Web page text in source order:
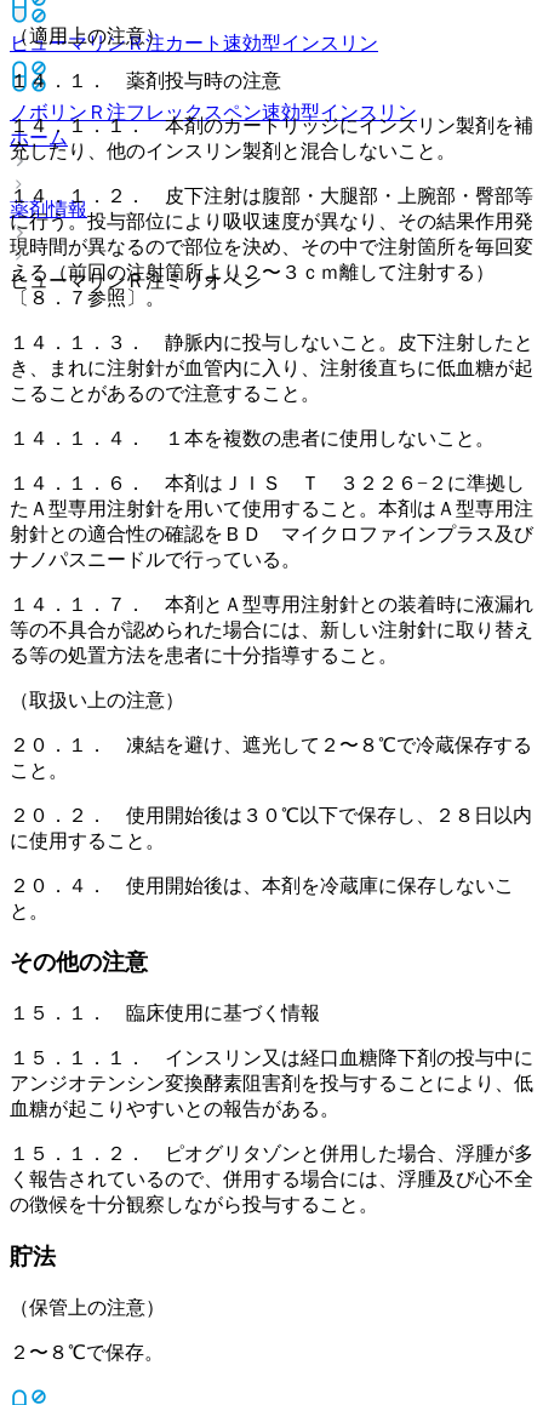
ヒューマリンＲ注カート 速効型インスリン
ノボリンＲ注フレックスペン速効型インスリン
ホーム
薬剤情報
ヒューマリンＲ注ミリオペン
（適用上の注意）
１４．１． 薬剤投与時の注意
１４．１．１． 本剤のカートリッジにインスリン製剤を補
充したり、他のインスリン製剤と混合しないこと。
１４．１．２． 皮下注射は腹部・大腿部・上腕部・臀部等
に行う。投与部位により吸収速度が異なり、その結果作用発
現時間が異なるので部位を決め、その中で注射箇所を毎回変
える（前回の注射箇所より２〜３ｃｍ離して注射する）
〔８．７参照〕。
１４．１．３． 静脈内に投与しないこと。皮下注射したと
き、まれに注射針が血管内に入り、注射後直ちに低血糖が起
こることがあるので注意すること。
１４．１．４． １本を複数の患者に使用しないこと。
１４．１．６． 本剤はＪＩＳ Ｔ ３２２６−２に準拠し
たＡ型専用注射針を用いて使用すること。本剤はＡ型専用注
射針との適合性の確認をＢＤ マイクロファインプラス及び
ナノパスニードルで行っている。
１４．１．７． 本剤とＡ型専用注射針との装着時に液漏れ
等の不具合が認められた場合には、新しい注射針に取り替え
る等の処置方法を患者に十分指導すること。
（取扱い上の注意）
２０．１． 凍結を避け、遮光して２〜８℃で冷蔵保存する
こと。
２０．２． 使用開始後は３０℃以下で保存し、２８日以内
に使用すること。
２０．４． 使用開始後は、本剤を冷蔵庫に保存しないこ
と。
その他の注意
１５．１． 臨床使用に基づく情報
１５．１．１． インスリン又は経口血糖降下剤の投与中に
アンジオテンシン変換酵素阻害剤を投与することにより、低
血糖が起こりやすいとの報告がある。
１５．１．２． ピオグリタゾンと併用した場合、浮腫が多
く報告されているので、併用する場合には、浮腫及び心不全
の徴候を十分観察しながら投与すること。
貯法
（保管上の注意）
２〜８℃で保存。